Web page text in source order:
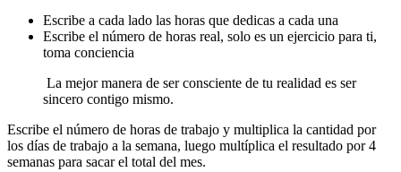
Escribe a cada lado las horas que dedicas a cada una
Escribe el número de horas real, solo es un ejercicio para ti,
toma conciencia
La mejor manera de ser consciente de tu realidad es ser
sincero contigo mismo.
Escribe el número de horas de trabajo y multiplica la cantidad por
los días de trabajo a la semana, luego multíplica el resultado por 4
semanas para sacar el total del mes.